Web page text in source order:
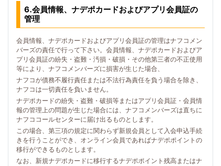
6.会員情報、ナデポカードおよびアプリ会員証の
管理
会員情報、ナデポカードおよびアプリ会員証の管理はナフコメン
バーズの責任で行って下さい。会員情報、ナデポカードおよびア
プリ会員証の紛失・盗難・汚損・破損・その他第三者の不正使用
等により、ナフコメンバーズに損害が生じた場合、
ナフコが債務不履行責任または不法行為責任を負う場合を除き、
ナフコは一切責任を負いません。
ナデポカードの紛失・盗難・破損等またはアプリ会員証・会員情
報の管理上の問題が生じた場合には、ナフコメンバーズは直ちに
ナフココールセンターに届け出るものとします。
この場合、第三項の規定に関わらず新規会員として入会申込手続
きを行うことができ、オンライン会員であればナデポポイントの
移行ができるものとします。
なお、新規ナデポカードに移行するナデポポイント残高またはナ